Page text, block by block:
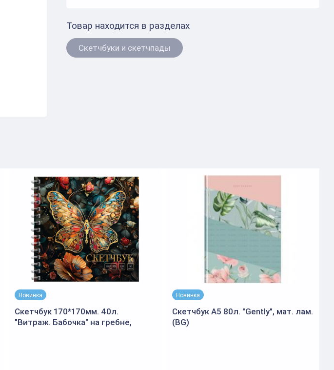
Товар находится в разделах
Скетчбуки и скетчпады
Новинка
Скетчбук 170*170мм. 40л.
"Витраж. Бабочка" на гребне,
Новинка
Скетчбук А5 80л. "Gently", мат. лам.
(BG)